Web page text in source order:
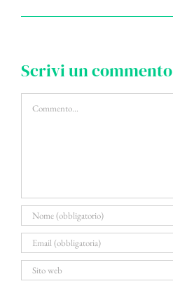
Scrivi un commento
Commento